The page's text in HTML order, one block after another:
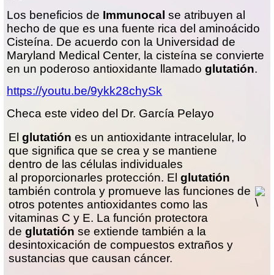
Los beneficios de Immunocal se atribuyen al
hecho de que es una fuente rica del aminoácido
Cisteína. De acuerdo con la Universidad de
Maryland Medical Center, la cisteína se convierte
en un poderoso antioxidante llamadoglutatión.
https://youtu.be/9ykk28chySk
Checa este video del Dr. García Pelayo
Elglutatión es un antioxidante intracelular, lo
que significa que se crea y se mantiene
dentro de las células individuales
al proporcionarles protección. Elglutatión
también controla y promueve las funciones de
otros potentes antioxidantes como las
vitaminas C y E. La función protectora
de glutatión se extiende también a la
desintoxicación de compuestos extraños y
sustancias que causan cáncer.